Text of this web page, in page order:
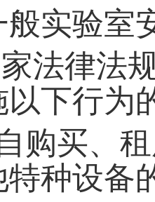
般实验室
法律法
以下行为
购买、
特种设备